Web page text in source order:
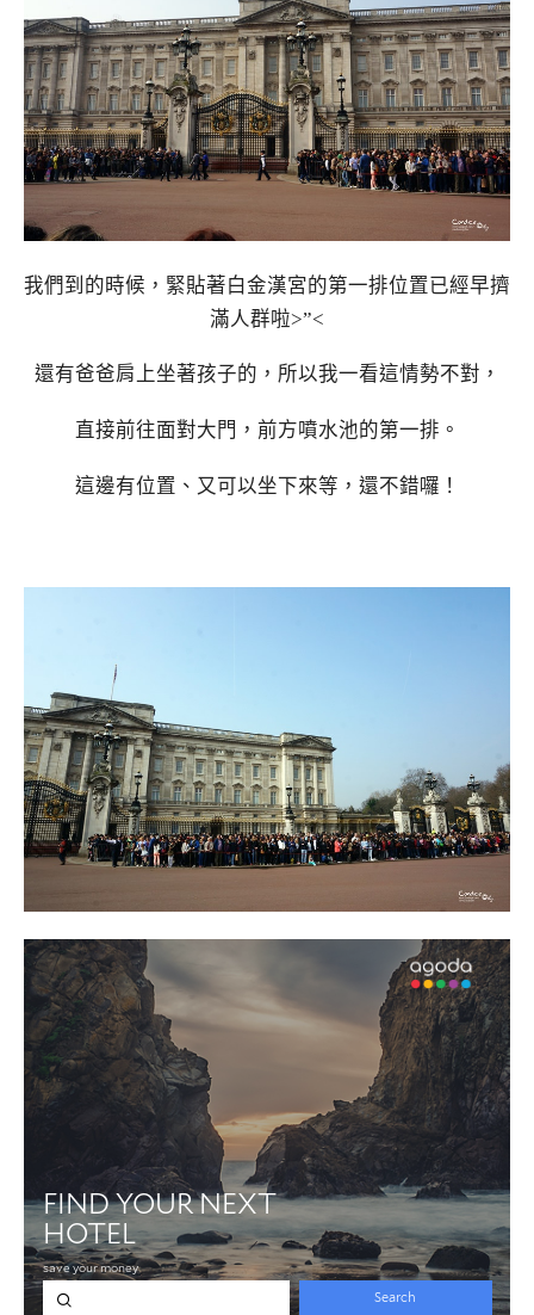
我們到的時候，緊貼著白金漢宮的第一排位置已經早擠
滿人群啦>”<
還有爸爸肩上坐著孩子的，所以我一看這情勢不對，
直接前往面對大門，前方噴水池的第一排。
這邊有位置、又可以坐下來等，還不錯囉！